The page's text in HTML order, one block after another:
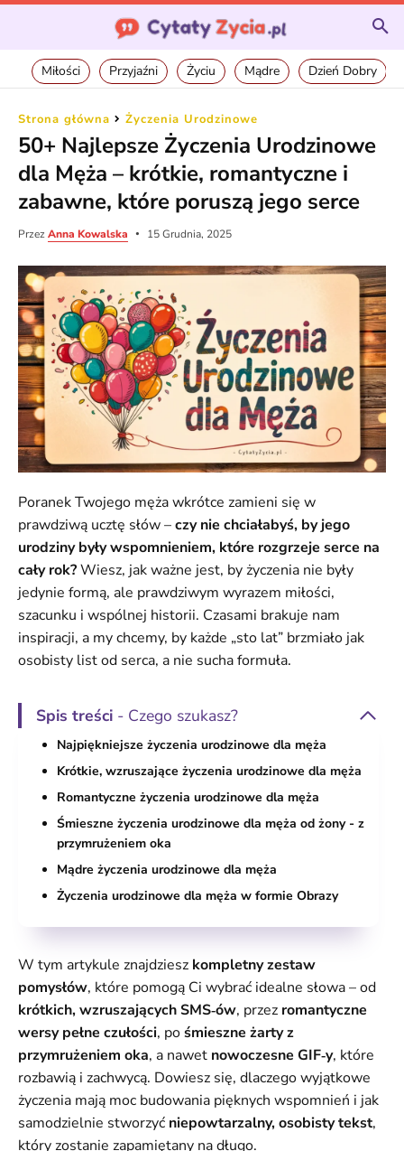
Miłości Przyjaźni Życiu Mądre Dzień Dobry
Strona główna Życzenia Urodzinowe
50+ Najlepsze Życzenia Urodzinowe
dla Męża – krótkie, romantyczne i
zabawne, które poruszą jego serce
PrzezAnna Kowalska 15 Grudnia, 2025
Poranek Twojego męża wkrótce zamieni się w
prawdziwą ucztę słów –czy nie chciałabyś, by jego
urodziny były wspomnieniem, które rozgrzeje serce na
cały rok?Wiesz, jak ważne jest, by życzenia nie były
jedynie formą, ale prawdziwym wyrazem miłości,
szacunku i wspólnej historii. Czasami brakuje nam
inspiracji, a my chcemy, by każde „sto lat” brzmiało jak
osobisty list od serca, a nie sucha formuła.
Spis treści - Czego szukasz?
Najpiękniejsze życzenia urodzinowe dla męża
Krótkie, wzruszające życzenia urodzinowe dla męża
Romantyczne życzenia urodzinowe dla męża
Śmieszne życzenia urodzinowe dla męża od żony - z
przymrużeniem oka
Mądre życzenia urodzinowe dla męża
Życzenia urodzinowe dla męża w formie Obrazy
W tym artykule znajdziesz kompletny zestaw
pomysłów, które pomogą Ci wybrać idealne słowa – od
krótkich, wzruszających SMS‑ów, przez romantyczne
wersy pełne czułości, pośmieszne żarty z
przymrużeniem oka, a nawet nowoczesne GIF‑y, które
rozbawią i zachwycą. Dowiesz się, dlaczego wyjątkowe
życzenia mają moc budowania pięknych wspomnień i jak
samodzielnie stworzyć niepowtarzalny, osobisty tekst,
który zostanie zapamiętany na długo.